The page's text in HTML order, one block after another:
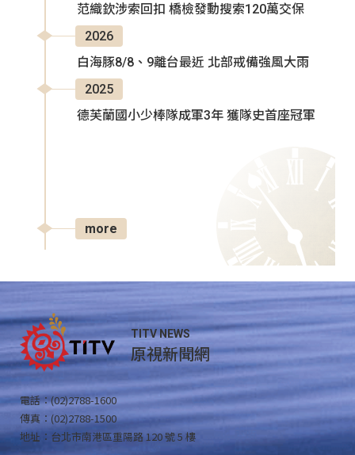
范織欽涉索回扣 橋檢發動搜索120萬交保
2026
白海豚8/8、9離台最近 北部戒備強風大雨
2025
德芙蘭國小少棒隊成軍3年 獲隊史首座冠軍
more
TITV NEWS
原視新聞網
電話：(02)2788-1600
傳真：(02)2788-1500
地址：台北市南港區重陽路 120 號 5 樓